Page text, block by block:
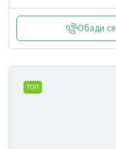
Обади се
ТОП